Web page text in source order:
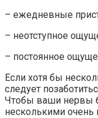
– ежедневные
– неотступное
– постоянное
Если хотя бы
следует
Чтобы ваши нервы
несколькими